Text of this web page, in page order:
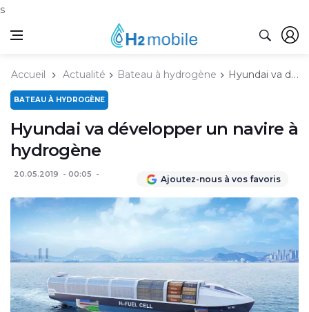
s
Accueil Actualité Bateau à hydrogène Hyundai va développer un navire à hydrogène
BATEAU À HYDROGÈNE
Hyundai va développer un navire à
hydrogène
20.05.2019 00:05 Ajoutez-nous à vos favoris